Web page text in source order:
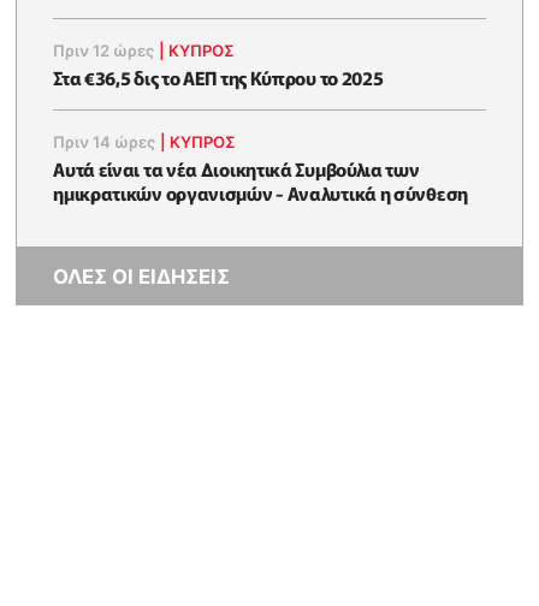
Πριν 12 ώρες ΚΥΠΡΟΣ
Στα €36,5 δις το ΑΕΠ της Κύπρου το 2025
Πριν 14 ώρες ΚΥΠΡΟΣ
Αυτά είναι τα νέα Διοικητικά Συμβούλια των
ημικρατικών οργανισμών - Αναλυτικά η σύνθεση
ΟΛΕΣ ΟΙ ΕΙΔΗΣΕΙΣ